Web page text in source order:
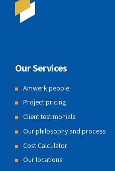
Our Services
Amwerk people
Project pricing
Client testimonials
Our philosophy and process
Cost Calculator
Our locations